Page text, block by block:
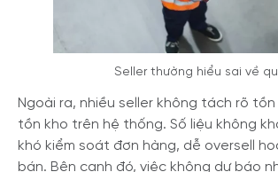
Seller thường hiểu sai về
Ngoài ra, nhiều seller không tách rõ
tồn kho trên hệ thống. Số liệu không
khó kiểm soát đơn hàng, dễ oversell
bán. Bên cạnh đó, việc không dự báo